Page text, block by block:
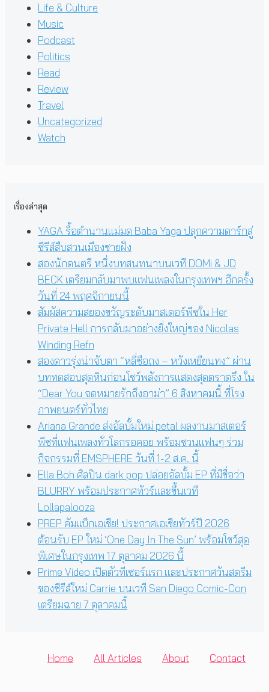
Life & Culture
Music
Podcast
Politics
Read
Review
Travel
Uncategorized
Watch
เรื่องล่าสุด
YAGA รื้อตำนานแม่มด Baba Yaga ปลุกความดาร์กสู่
ซีรีส์สืบสวนเมืองชายฝั่ง
สองนักดนตรี หนึ่งบทสนทนาบนเวที DOMi & JD
BECK เตรียมกลับมาพบแฟนเพลงในกรุงเทพฯ อีกครั้ง
วันที่ 24 พฤศจิกายนนี้
สัมผัสความสยองขวัญระดับมาสเตอร์พีซใน Her
Private Hell การกลับมาอย่างยิ่งใหญ่ของ Nicolas
Winding Refn
สองดาวรุ่งน่าจับตา “หลี่ซือถง – หวังเหยียนทง” ผ่าน
บททดสอบสุดหินก่อนโชว์พลังการแสดงสุดตราตรึง ใน
“Dear You จดหมายรักถึงอาม่า” 6 สิงหาคมนี้ ที่โรง
ภาพยนตร์ทั่วไทย
Ariana Grande ส่งอัลบั้มใหม่ petal ผลงานมาสเตอร์
พีซที่แฟนเพลงทั่วโลกรอคอย พร้อมชวนแฟนๆ ร่วม
กิจกรรมที่ EMSPHERE วันที่ 1-2 ส.ค. นี้
Ella Boh ศิลปิน dark pop ปล่อยอัลบั้ม EP ที่มีชื่อว่า
BLURRY พร้อมประกาศทัวร์และขึ้นเวที
Lollapalooza
PREP คัมแบ็กเอเชีย! ประกาศเอเชียทัวร์ปี 2026
ต้อนรับ EP ใหม่ ‘One Day In The Sun’ พร้อมโชว์สุด
พิเศษในกรุงเทพ 17 ตุลาคม 2026 นี้
Prime Video เปิดตัวทีเซอร์แรก และประกาศวันสตรีม
ของซีรีส์ใหม่ Carrie บนเวที San Diego Comic-Con
เตรียมฉาย 7 ตุลาคมนี้
Home All Articles About Contact